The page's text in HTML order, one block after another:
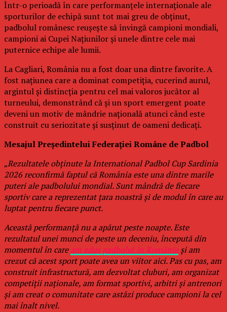
Într-o perioadă în care performanțele internaționale ale
sporturilor de echipă sunt tot mai greu de obținut,
padbolul românesc reușește să învingă campioni mondiali,
campioni ai Cupei Națiunilor și unele dintre cele mai
puternice echipe ale lumii.
La Cagliari, România nu a fost doar una dintre favorite. A
fost națiunea care a dominat competiția, cucerind aurul,
argintul și distincția pentru cel mai valoros jucător al
turneului, demonstrând că și un sport emergent poate
deveni un motiv de mândrie națională atunci când este
construit cu seriozitate și susținut de oameni dedicați.
Mesajul Președintelui Federației Române de Padbol
„Rezultatele obținute la International Padbol Cup Sardinia
2026 reconfirmă faptul că România este una dintre marile
puteri ale padbolului mondial. Sunt mândră de fiecare
sportiv care a reprezentat țara noastră și de modul în care au
luptat pentru fiecare punct.
Această performanță nu a apărut peste noapte. Este
rezultatul unei munci de peste un deceniu, începută din
momentul în caream adus padbolul în România și am
crezut că acest sport poate avea un viitor aici. Pas cu pas, am
construit infrastructură, am dezvoltat cluburi, am organizat
competiții naționale, am format sportivi, arbitri și antrenori
și am creat o comunitate care astăzi produce campioni la cel
mai înalt nivel.